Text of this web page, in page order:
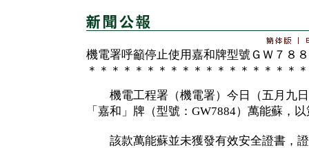
機電署呼籲停止使用嘉和牌型號ＧＷ７８
＊＊＊＊＊＊＊＊＊＊＊＊＊＊＊＊＊＊
機電工程署（機電署）今日（五月九日
「嘉和」牌（型號：GW7884）萬能蘇，
該款萬能蘇並未獲發有效安全證書，證